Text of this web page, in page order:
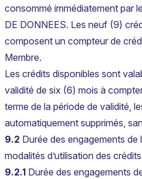
consommé immédiatement par
DE DONNEES. Les neuf (9)
composent un compteur de
Membre.
Les crédits disponibles sont
validité de six (6) mois à
terme de la période de validité,
automatiquement supprimés,
9.2 Durée des engagements de
modalités d’utilisation des crédits
9.2.1 Durée des engagements